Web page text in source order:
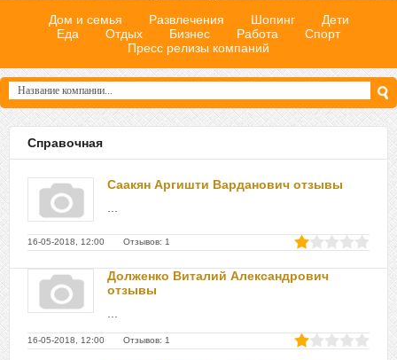
Дом и семья
Развлечения Шопинг
Дети
Еда
Отдых Бизнес Работа
Спорт
Пресс релизы компаний
Справочная
Саакян Аргишти Варданович отзывы
16-05-2018, 12:00 Отзывов: 1
Долженко Виталий Александрович
отзывы
16-05-2018, 12:00 Отзывов: 1